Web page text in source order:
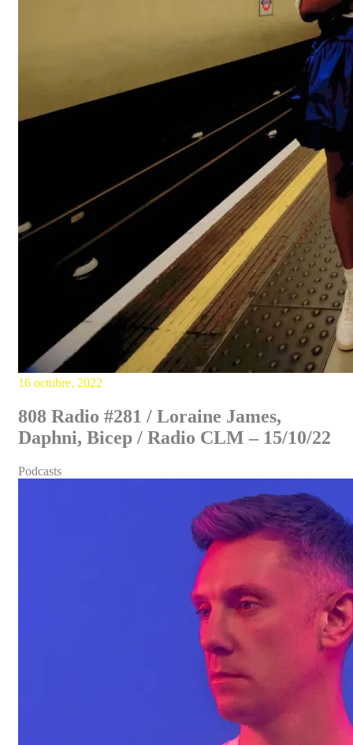
16 octubre, 2022
808 Radio #281 / Loraine James,
Daphni, Bicep / Radio CLM – 15/10/22
Podcasts